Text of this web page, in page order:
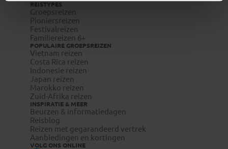
REISTYPES
Groepsreizen
Pioniersreizen
Festivalreizen
Familiereizen 6+
POPULAIRE GROEPSREIZEN
Vietnam reizen
Costa Rica reizen
Indonesie reizen
Japan reizen
Marokko reizen
Zuid-Afrika reizen
INSPIRATIE & MEER
Beurzen & informatiedagen
Reisblog
Reizen met gegarandeerd vertrek
Aanbiedingen en kortingen
VOLG ONS ONLINE